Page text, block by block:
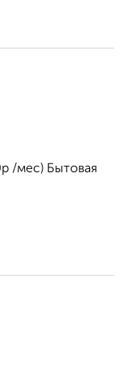
/мес) Бытовая